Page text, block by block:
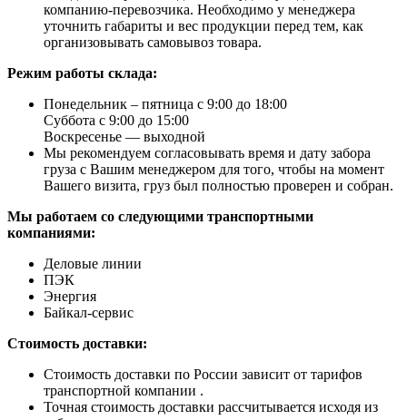
компанию-перевозчика. Необходимо у менеджера
уточнить габариты и вес продукции перед тем, как
организовывать самовывоз товара.
Режим работы склада:
Понедельник – пятница с 9:00 до 18:00
Суббота с 9:00 до 15:00
Воскресенье — выходной
Мы рекомендуем согласовывать время и дату забора
груза с Вашим менеджером для того, чтобы на момент
Вашего визита, груз был полностью проверен и собран.
Мы работаем со следующими транспортными
компаниями:
Деловые линии
ПЭК
Энергия
Байкал-сервис
Стоимость доставки:
Стоимость доставки по России зависит от тарифов
транспортной компании .
Точная стоимость доставки рассчитывается исходя из